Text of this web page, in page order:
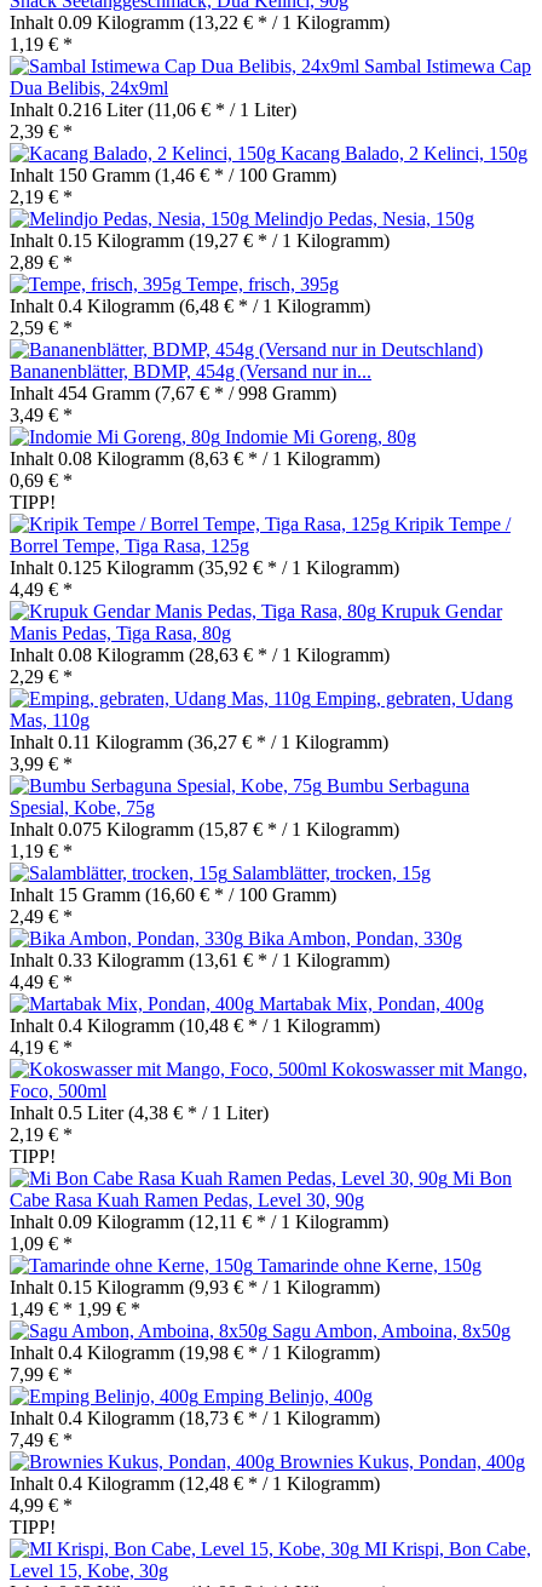
Inhalt 0.09 Kilogramm (13,22 € * / 1 Kilogramm)
1,19 € *
Sambal Istimewa Cap
Dua Belibis, 24x9ml
Inhalt 0.216 Liter(11,06 € * / 1 Liter)
2,39 € *
Kacang Balado, 2 Kelinci, 150g
Inhalt 150 Gramm (1,46 € * / 100 Gramm)
2,19 € *
Melindjo Pedas, Nesia, 150g
Inhalt 0.15 Kilogramm (19,27 € * / 1 Kilogramm)
2,89 € *
Tempe, frisch, 395g
Inhalt 0.4 Kilogramm (6,48 € * / 1 Kilogramm)
2,59 € *
Bananenblätter, BDMP, 454g (Versand nur in...
Inhalt 454 Gramm (7,67 € * / 998 Gramm)
3,49 € *
Indomie Mi Goreng, 80g
Inhalt 0.08 Kilogramm (8,63 € * / 1 Kilogramm)
0,69 € *
TIPP!
Kripik Tempe /
Borrel Tempe, Tiga Rasa, 125g
Inhalt 0.125 Kilogramm (35,92 € * / 1 Kilogramm)
4,49 € *
Krupuk Gendar
Manis Pedas, Tiga Rasa, 80g
Inhalt 0.08 Kilogramm (28,63 € * / 1 Kilogramm)
2,29 € *
Emping, gebraten, Udang
Mas, 110g
Inhalt 0.11 Kilogramm (36,27 € * / 1 Kilogramm)
3,99 € *
Bumbu Serbaguna
Spesial, Kobe, 75g
Inhalt 0.075 Kilogramm (15,87 € * / 1 Kilogramm)
1,19 € *
Salamblätter, trocken, 15g
Inhalt 15 Gramm (16,60 € * / 100 Gramm)
2,49 € *
Bika Ambon, Pondan, 330g
Inhalt 0.33 Kilogramm (13,61 € * / 1 Kilogramm)
4,49 € *
Martabak Mix, Pondan, 400g
Inhalt 0.4 Kilogramm (10,48 € * / 1 Kilogramm)
4,19 € *
Kokoswasser mit Mango,
Foco, 500ml
Inhalt 0.5 Liter(4,38 € * / 1 Liter)
2,19 € *
TIPP!
Mi Bon
Cabe Rasa Kuah Ramen Pedas, Level 30, 90g
Inhalt 0.09 Kilogramm (12,11 € * / 1 Kilogramm)
1,09 € *
Tamarinde ohne Kerne, 150g
Inhalt 0.15 Kilogramm (9,93 € * / 1 Kilogramm)
1,49 € * 1,99 € *
Sagu Ambon, Amboina, 8x50g
Inhalt 0.4 Kilogramm (19,98 € * / 1 Kilogramm)
7,99 € *
Emping Belinjo, 400g
Inhalt 0.4 Kilogramm (18,73 € * / 1 Kilogramm)
7,49 € *
Brownies Kukus, Pondan, 400g
Inhalt 0.4 Kilogramm (12,48 € * / 1 Kilogramm)
4,99 € *
TIPP!
MI Krispi, Bon Cabe,
Level 15, Kobe, 30g